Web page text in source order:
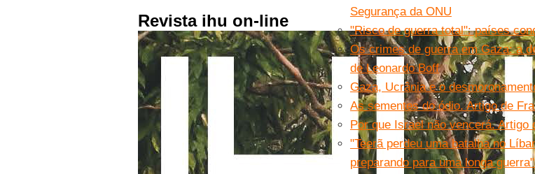
Revista ihu on-line
Segurança da ONU
"Risco de guerra total": países
Os crimes de guerra em Gaza: a
de Leonardo Boff
Gaza, Ucrânia e o
As sementes do ódio. Artigo de
Por que Israel não vencerá. Artigo
"Teerã perdeu uma batalha no
preparando para uma longa